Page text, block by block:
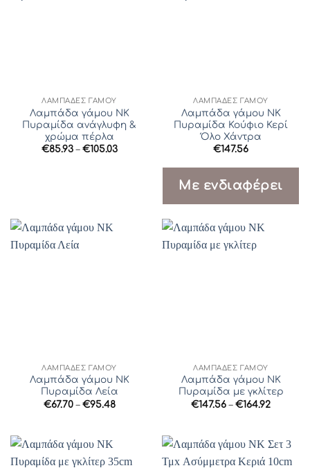
ΛΆΜΠΑΔΕΣ ΓΆΜΟΥ
Λαμπάδα γάμου ΝΚ
Πυραμίδα ανάγλυφη &
χρώμα πέρλα
€85.93 – €105.03Price
ΛΆΜΠΑΔΕΣ ΓΆΜΟΥ
Λαμπάδα γάμου ΝΚ
Πυραμίδα Κούφιο Κερί
Όλο Χάντρα
€147.56
Με ενδιαφέρει
ΛΆΜΠΑΔΕΣ ΓΆΜΟΥ
Λαμπάδα γάμου ΝΚ
Πυραμίδα Λεία
€67.70 – €95.48Price
ΛΆΜΠΑΔΕΣ ΓΆΜΟΥ
Λαμπάδα γάμου ΝΚ
Πυραμίδα με γκλίτερ
€147.56 – €164.92Price
€164.92